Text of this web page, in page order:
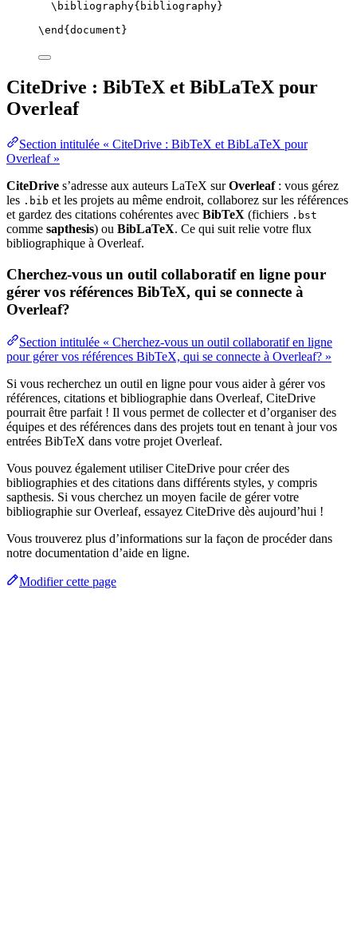
\bibliography{bibliography}
\end { document }
CiteDrive : BibTeX et BibLaTeX pour
Overleaf
Section intitulée « CiteDrive : BibTeX et BibLaTeX pour
Overleaf »
CiteDrive s’adresse aux auteurs LaTeX surOverleaf: vous gérez
les .bib et les projets au même endroit, collaborez sur les références
et gardez des citations cohérentes avec BibTeX (fichiers .bst
comme sapthesis) ou BibLaTeX. Ce qui suit relie votre flux
bibliographique à Overleaf.
Cherchez-vous un outil collaboratif en ligne pour
gérer vos références BibTeX, qui se connecte à
Overleaf?
Section intitulée « Cherchez-vous un outil collaboratif en ligne
pour gérer vos références BibTeX, qui se connecte à Overleaf? »
Si vous recherchez un outil en ligne pour vous aider à gérer vos
références, citations et bibliographie dans Overleaf, CiteDrive
pourrait être parfait ! Il vous permet de collecter et d’organiser des
équipes et des références dans des projets tout en tenant à jour vos
entrées BibTeX dans votre projet Overleaf.
Vous pouvez également utiliser CiteDrive pour créer des
bibliographies et des citations dans différents styles, y compris
sapthesis. Si vous cherchez un moyen facile de gérer votre
bibliographie sur Overleaf, essayez CiteDrive dès aujourd’hui !
Vous trouverez plus d’informations sur la façon de procéder dans
notre documentation d’aide en ligne.
Modifier cette page